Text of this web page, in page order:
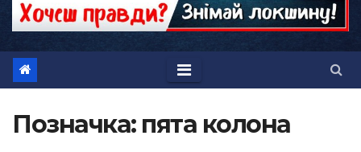
Позначка: пята колона